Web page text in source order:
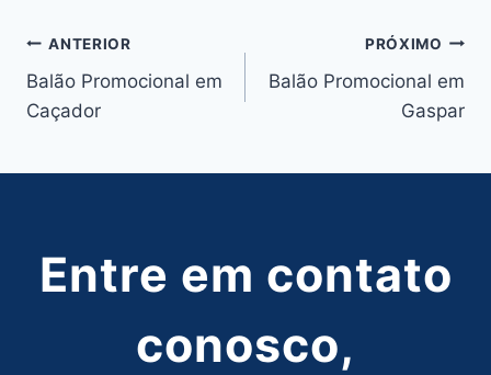
Navegação
de
ANTERIOR
Balão Promocional em
Caçador
PRÓXIMO
Balão Promocional em
Gaspar
Entre em contato
conosco,